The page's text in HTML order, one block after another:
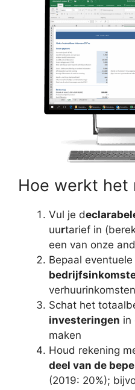
Hoe werkt het
Vul je d
uurtarief in
een van onze
Bepaal
Schat het
investeringen in
maken
Houd rekening
deel van de
(2019: 20%);